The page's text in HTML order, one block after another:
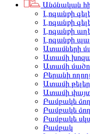
Անձնական
Լոգանքի
Լոգանքի
Լոգանքի
Լոգանքի
Ատամների
Ատամի
Ատամի
Բերանի
Ատամի թելեր
Ատամի
Բամբակե
Բամբակե
Բամբակե
Բամբակ